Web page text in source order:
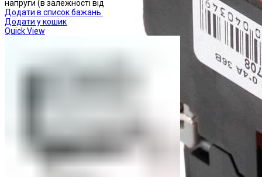
напруги (в залежності від
Додати в список бажань
Додати у кошик
Quick View